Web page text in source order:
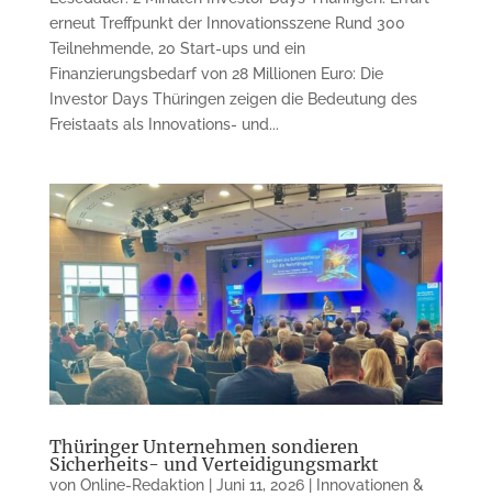
erneut Treffpunkt der Innovationsszene Rund 300
Teilnehmende, 20 Start-ups und ein
Finanzierungsbedarf von 28 Millionen Euro: Die
Investor Days Thüringen zeigen die Bedeutung des
Freistaats als Innovations- und...
Thüringer Unternehmen sondieren
Sicherheits- und Verteidigungsmarkt
von Online-Redaktion| Juni 11, 2026|
Innovationen &